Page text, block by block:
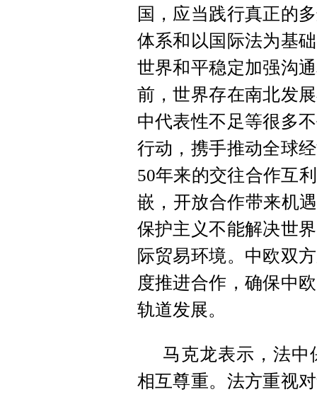
国，应当践行真正的
体系和以国际法为基
世界和平稳定加强沟
前，世界存在南北发
中代表性不足等很多
行动，携手推动全球
50年来的交往合作互
嵌，开放合作带来机
保护主义不能解决世
际贸易环境。中欧双
度推进合作，确保中
轨道发展。
马克龙表示，法
相互尊重。法方重视